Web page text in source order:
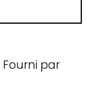
Fourni par